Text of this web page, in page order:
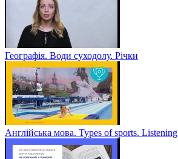
Географія. Води суходолу. Річки
Англійська мова. Types of sports. Listening